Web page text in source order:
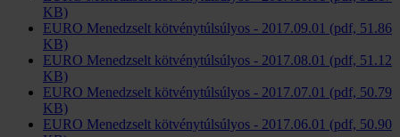
KB)
EURO Menedzselt kötvénytúlsúlyos - 2017.09.01 (pdf, 51.86
KB)
EURO Menedzselt kötvénytúlsúlyos - 2017.08.01 (pdf, 51.12
KB)
EURO Menedzselt kötvénytúlsúlyos - 2017.07.01 (pdf, 50.79
KB)
EURO Menedzselt kötvénytúlsúlyos - 2017.06.01 (pdf, 50.90